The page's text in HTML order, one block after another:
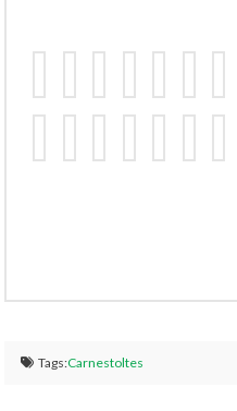
Tags:Carnestoltes